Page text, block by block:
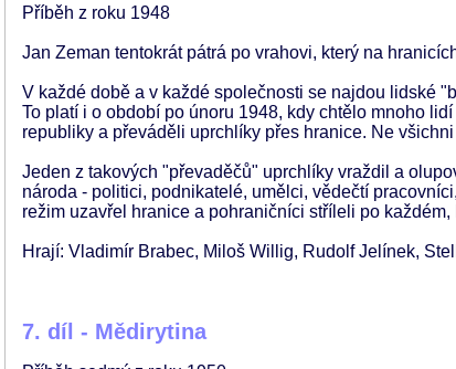
Příběh z roku 1948
Jan Zeman tentokrát pátrá po vrahovi, který na
V každé době a v každé společnosti se najdou lidské
To platí i o období po únoru 1948, kdy chtělo mnoho
republiky a převáděli uprchlíky přes hranice. Ne
Jeden z takových "převaděčů" uprchlíky vraždil a
národa - politici, podnikatelé, umělci, vědečtí
režim uzavřel hranice a pohraničníci stříleli po
Hrají: Vladimír Brabec, Miloš Willig, Rudolf Jelínek,
7. díl - Mědirytina